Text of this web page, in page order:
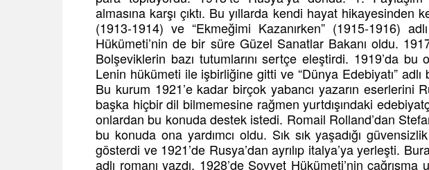
almasına karşı çıktı. Bu yıllarda kendi hayat hikayesinden
(1913-1914) ve “Ekmeğimi Kazanırken” (1915-1916)
Hükümeti’nin de bir süre Güzel Sanatlar Bakanı oldu.
Bolşeviklerin bazı tutumlarını sertçe eleştirdi. 1919’da bu
Lenin hükümeti ile işbirliğine gitti ve “Dünya Edebiyatı”
Bu kurum 1921’e kadar birçok yabancı yazarın eserlerini
başka hiçbir dil bilmemesine rağmen yurtdışındaki
onlardan bu konuda destek istedi. Romail Rolland’dan
bu konuda ona yardımcı oldu. Sık sık yaşadığı
gösterdi ve 1921’de Rusya’dan ayrılıp italya’ya yerleşti.
adlı romanı yazdı. 1928’de Sovyet Hükümeti’nin